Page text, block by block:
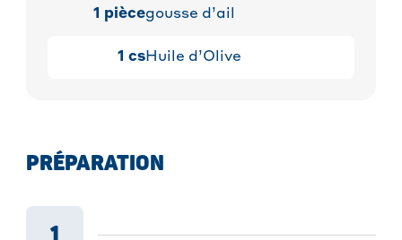
1 piècegousse d’ail
1 csHuile d’Olive
PRÉPARATION
1